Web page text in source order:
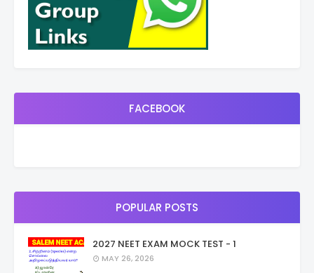
FACEBOOK
POPULAR POSTS
2027 NEET EXAM MOCK TEST - 1
MAY 26, 2026